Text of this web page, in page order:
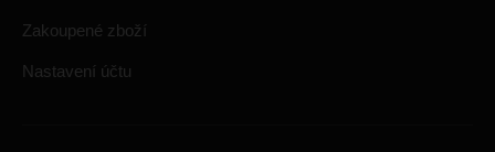
Zakoupené zboží
Nastavení účtu